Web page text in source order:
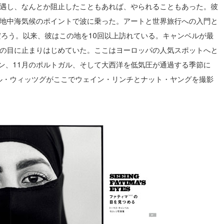
し、なんとか阻止したこともあれば、やられることもあった。彼
海気候のポイントで波に乗った。アートと世界旅行への入門と
う。以来、彼はこの地を10回以上訪れている。キャンベルが最
に止まりはじめていた。ここはヨーロッパの人気スポットへと
11月のポルトガル、そして大西洋を低気圧が通過する季節に
ウィッツグがここでウェイン・リンチとナット・ヤングを撮影